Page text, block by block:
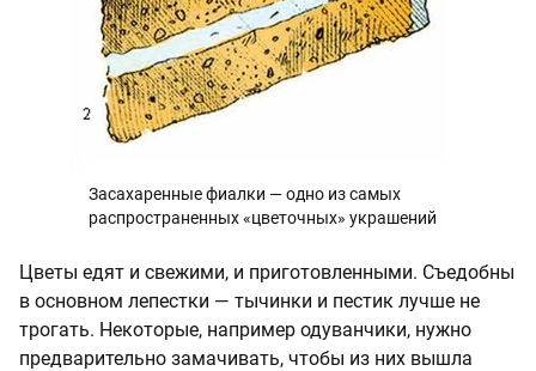
Засахаренные фиалки — одно из самых
распространенных «цветочных» украшений
Цветы едят и свежими, и приготовленными. Съедобны
в основном лепестки — тычинки и пестик лучше не
трогать. Некоторые, например одуванчики, нужно
предварительно замачивать, чтобы из них вышла